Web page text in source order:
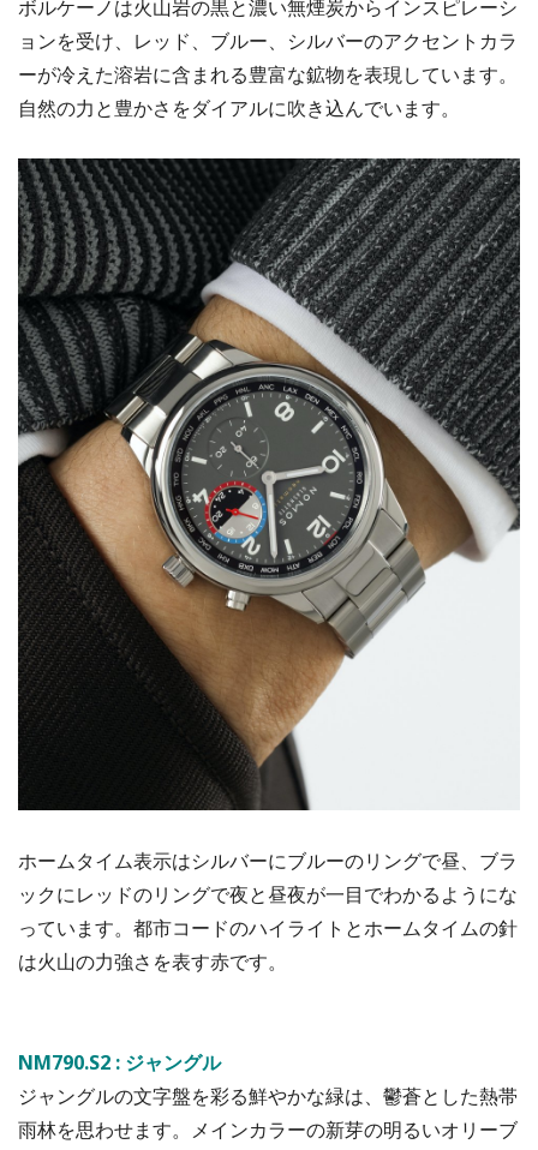
ボルケーノは火山岩の黒と濃い無煙炭からインスピレーシ
ョンを受け、レッド、ブルー、シルバーのアクセントカラ
ーが冷えた溶岩に含まれる豊富な鉱物を表現しています。
自然の力と豊かさをダイアルに吹き込んでいます。
ホームタイム表示はシルバーにブルーのリングで昼、ブラ
ックにレッドのリングで夜と昼夜が一目でわかるようにな
っています。都市コードのハイライトとホームタイムの針
は火山の力強さを表す赤です。
NM790.S2 : ジャングル
ジャングルの文字盤を彩る鮮やかな緑は、鬱蒼とした熱帯
雨林を思わせます。メインカラーの新芽の明るいオリーブ